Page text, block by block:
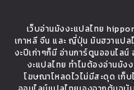
เว็บอ่านมังงะแปลไทย
เกาหลี จีน และ ญี่ปุ่น มันฮวาแปล
งะปีเก่าๆก็มี อ่านการ์ตูนออนไล
งะแปลไทย ทำไมต้องอ่านมัง
โฆษณาโหลดไวไม่มีสะดุด เก็บ